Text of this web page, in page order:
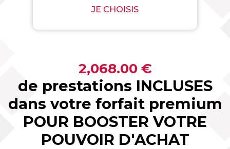
JE CHOISIS
2,068.00 €
de prestations INCLUSES
dans votre forfait premium
POUR BOOSTER VOTRE
POUVOIR D'ACHAT